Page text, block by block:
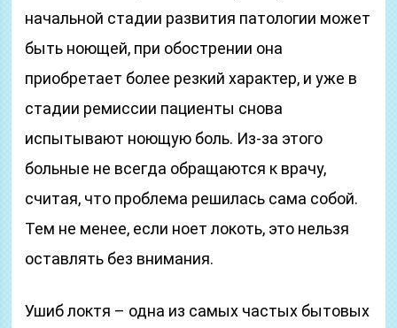
начальной стадии развития патологии может
быть ноющей, при обострении она
приобретает более резкий характер, и уже в
стадии ремиссии пациенты снова
испытывают ноющую боль. Из-за этого
больные не всегда обращаются к врачу,
считая, что проблема решилась сама собой.
Тем не менее, если ноет локоть, это нельзя
оставлять без внимания.
Ушиб локтя – одна из самых частых бытовых